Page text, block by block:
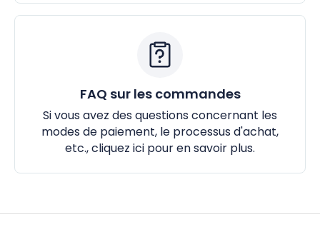
FAQ sur les commandes
Si vous avez des questions concernant les
modes de paiement, le processus d'achat,
etc.,cliquez ici pour en savoir plus.